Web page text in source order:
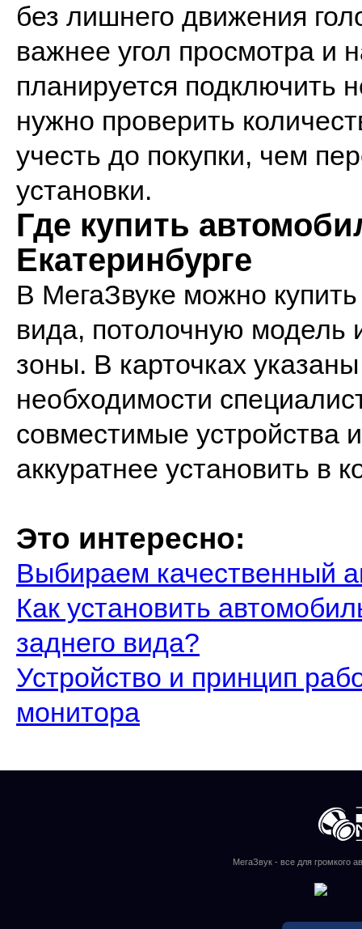
без лишнего движения
важнее угол просмотра и
планируется подключить
нужно проверить
учесть до покупки, чем
установки.
Где купить
Екатеринбурге
В МегаЗвуке можно
вида, потолочную модель
зоны. В карточках
необходимости
совместимые устройства
аккуратнее установить в
Это интересно:
Выбираем качественный
Как установить
заднего вида?
Устройство и принцип
монитора
МегаЗвук - все для громкого